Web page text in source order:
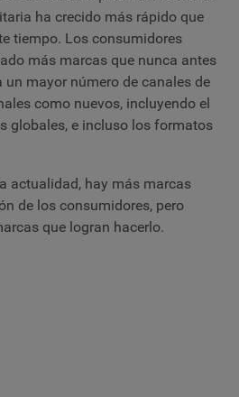
ha crecido más rápido que
tiempo. Los consumidores
más marcas que nunca antes
mayor número de canales de
como nuevos, incluyendo el
globales, e incluso los formatos
actualidad, hay más marcas
de los consumidores, pero
que logran hacerlo.